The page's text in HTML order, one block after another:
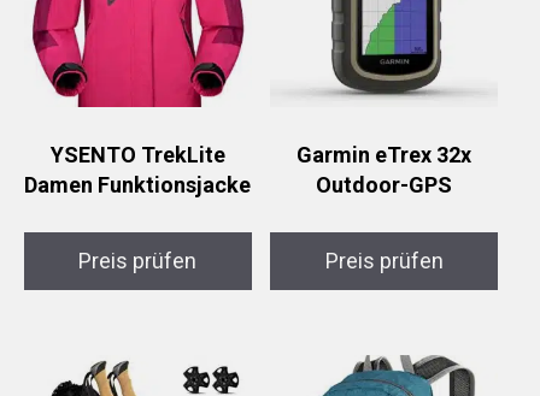
YSENTO TrekLite
Damen Funktionsjacke
Preis prüfen
Garmin eTrex 32x
Outdoor-GPS
Preis prüfen